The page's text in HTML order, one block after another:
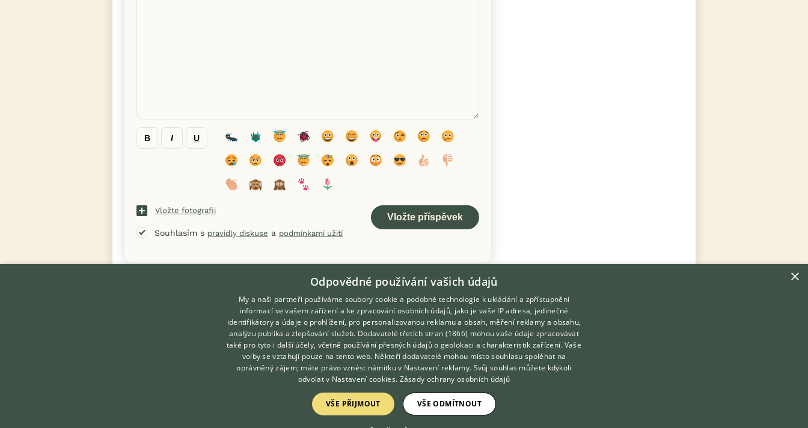
B I U
Vložte fotografii
Souhlasím s pravidly diskuse a podmínkami užití
KONTAKT DO REDAKCE
DOMOVSKÁ STRÁNKA
INZERCE
DISKUSE
O nás
Kontakt
Možnosti zvýraznění inzerátů
Zpracování osobních údajů
×
Odpovědné používání vašich údajů
My a naši partneři používáme soubory cookie a podobné technologie k ukládání a zpřístupnění
informací ve vašem zařízení a ke zpracování osobních údajů, jako je vaše IP adresa, jedinečné
identifikátory a údaje o prohlížení, pro personalizovanou reklamu a obsah, měření reklamy a obsahu,
analýzu publika a zlepšování služeb. Dodavatelé třetích stran (1866) mohou vaše údaje zpracovávat
také pro tyto i další účely, včetně používání přesných údajů o geolokaci a charakteristik zařízení. Vaše
volby se vztahují pouze na tento web. Někteří dodavatelé mohou místo souhlasu spoléhat na
oprávněný zájem; máte právo vznést námitku v Nastavení reklamy. Svůj souhlas můžete kdykoli
odvolat v Nastavení cookies. Zásady ochrany osobních údajů
VŠE PŘIJMOUT VŠE ODMÍTNOUT